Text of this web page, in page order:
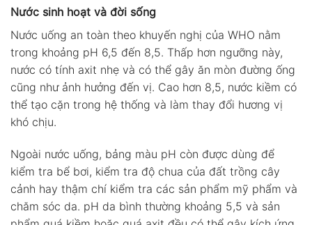
Nước sinh hoạt và đời sống
Nước uống an toàn theo khuyến nghị của WHO nằm
trong khoảng pH 6,5 đến 8,5. Thấp hơn ngưỡng này,
nước có tính axit nhẹ và có thể gây ăn mòn đường ống
cũng như ảnh hưởng đến vị. Cao hơn 8,5, nước kiềm có
thể tạo cặn trong hệ thống và làm thay đổi hương vị
khó chịu.
Ngoài nước uống, bảng màu pH còn được dùng để
kiểm tra bể bơi, kiểm tra độ chua của đất trồng cây
cảnh hay thậm chí kiểm tra các sản phẩm mỹ phẩm và
chăm sóc da. pH da bình thường khoảng 5,5 và sản